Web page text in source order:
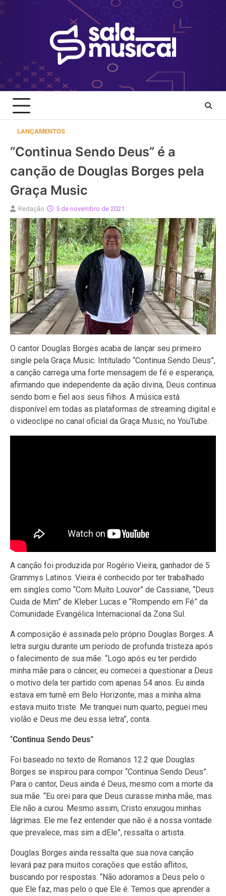
Skip
to
LANÇAMENTOS
“Continua Sendo Deus” é a
canção de Douglas Borges pela
Graça Music
Redação 5 de novembro de 2021
O cantor Douglas Borges acaba de lançar seu primeiro
single pela Graça Music. Intitulado “Continua Sendo Deus”,
a canção carrega uma forte mensagem de fé e esperança,
afirmando que independente da ação divina, Deus continua
sendo bom e fiel aos seus filhos. A música está
disponível em todas as plataformas de streaming digital e
o videoclipe no canal oficial da Graça Music, no YouTube.
A canção foi produzida por Rogério Vieira, ganhador de 5
Grammys Latinos. Vieira é conhecido por ter trabalhado
em singles como “Com Muito Louvor” de Cassiane, “Deus
Cuida de Mim” de Kleber Lucas e “Rompendo em Fé” da
Comunidade Evangélica Internacional da Zona Sul.
A composição é assinada pelo próprio Douglas Borges. A
letra surgiu durante um período de profunda tristeza após
o falecimento de sua mãe. “Logo após eu ter perdido
minha mãe para o câncer, eu comecei a questionar a Deus
o motivo dela ter partido com apenas 54 anos. Eu ainda
estava em turnê em Belo Horizonte, mas a minha alma
estava muito triste. Me tranquei num quarto, peguei meu
violão e Deus me deu essa letra”, conta.
“Continua Sendo Deus”
Foi baseado no texto de Romanos 12.2 que Douglas
Borges se inspirou para compor “Continua Sendo Deus”.
Para o cantor, Deus ainda é Deus, mesmo com a morte da
sua mãe. “Eu orei para que Deus curasse minha mãe, mas
Ele não a curou. Mesmo assim, Cristo enxugou minhas
lágrimas. Ele me fez entender que não é a nossa vontade
que prevalece, mas sim a dEle”, ressalta o artista.
Douglas Borges ainda ressalta que sua nova canção
levará paz para muitos corações que estão aflitos,
buscando por respostas. “Não adoramos a Deus pelo o
que Ele faz, mas pelo o que Ele é. Temos que aprender a